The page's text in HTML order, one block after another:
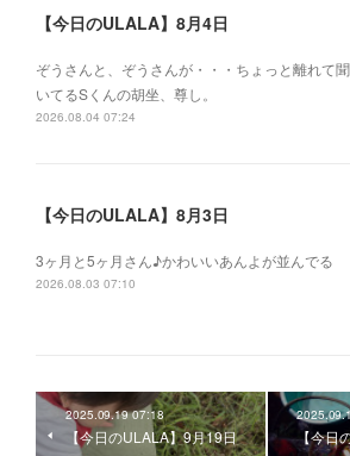
【今日のULALA】8月4日
ぞうさんと、ぞうさんが・・・ちょっと離れて聞
いてるSくんの胡坐、尊し。
2026.08.04 07:24
【今日のULALA】8月3日
3ヶ月と5ヶ月さん♪かわいいあんよが並んでる
2026.08.03 07:10
2025.09.19 07:18
【今日のULALA】9月19日 【今日